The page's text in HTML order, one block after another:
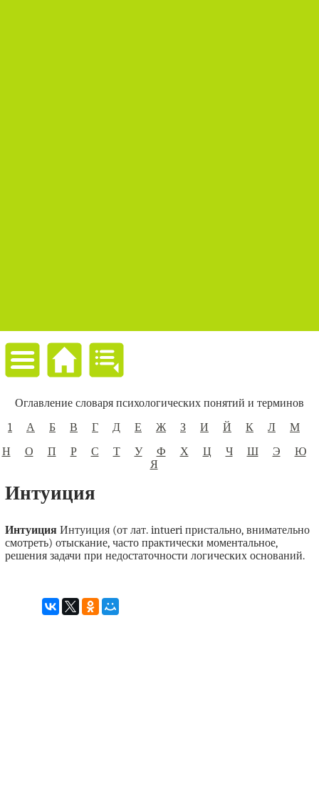
Оглавление словаря психологических понятий и терминов
1
А Б В Г Д Е Ж З И Й К Л
М
Н
О П Р С Т У Ф Х Ц Ч Ш Э
Ю
Я
Интуиция
ИнтуицияИнтуиция (от лат. intueri пристально, внимательно
смотреть) отыскание, часто практически моментальное,
решения задачи при недостаточности логических оснований.